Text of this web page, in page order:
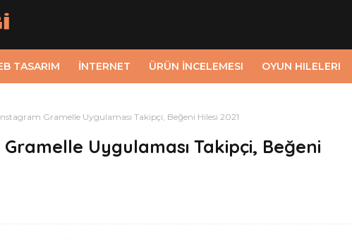
TASARIM İNTERNET ÜRÜN İNCELEMESI OYUN HILELERI
Gramelle Uygulaması Takipçi, Beğeni Hilesi 2021
Uygulaması Takipçi, Beğeni